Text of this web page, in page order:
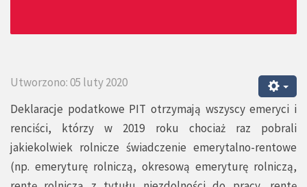
Utworzono: 05 luty 2020
Deklaracje podatkowe PIT otrzymają wszyscy emeryci i
renciści, którzy w 2019 roku chociaż raz pobrali
jakiekolwiek rolnicze świadczenie emerytalno-rentowe
(np. emeryturę rolniczą, okresową emeryturę rolniczą,